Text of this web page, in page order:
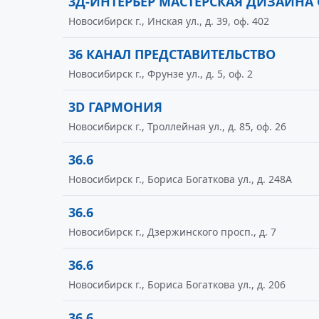
Новосибирск г., Инская ул., д. 39, оф. 402
36 КАНАЛ ПРЕДСТАВИТЕЛЬСТВО
Новосибирск г., Фрунзе ул., д. 5, оф. 2
3D ГАРМОНИЯ
Новосибирск г., Троллейная ул., д. 85, оф. 26
36.6
Новосибирск г., Бориса Богаткова ул., д. 248А
36.6
Новосибирск г., Дзержинского просп., д. 7
36.6
Новосибирск г., Бориса Богаткова ул., д. 206